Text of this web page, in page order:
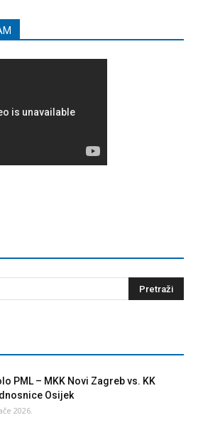
PML – MKK Novi Zagreb vs. KK
Osijek
2026.